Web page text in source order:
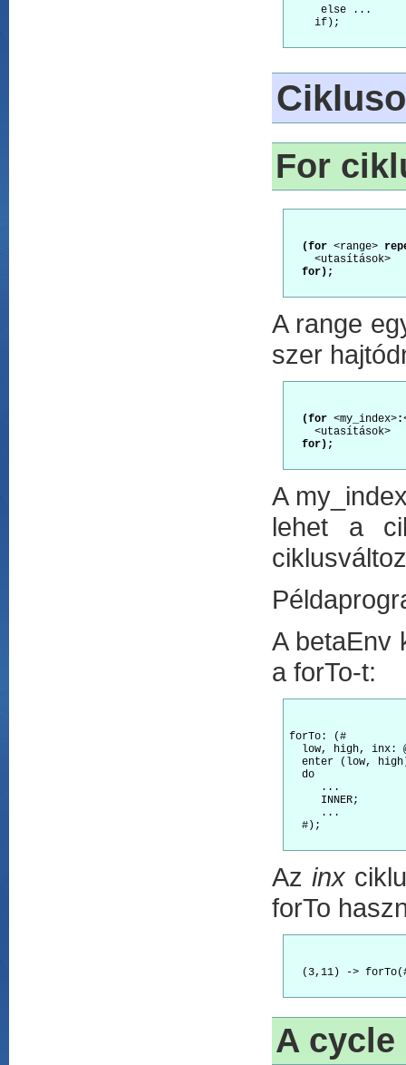
     else ...
    if);
For
(for <range>
    <utasítások>
for);
A range
szer
(for <my_index>:
    <utasítások>
for);
A
lehet a
A betaEnv
a forTo-t:
forTo: (#
low, high, inx:
enter (low,
  do
     ...
     INNER;
     ...
  #);
Azinx
forTo
(3,11) ->
A